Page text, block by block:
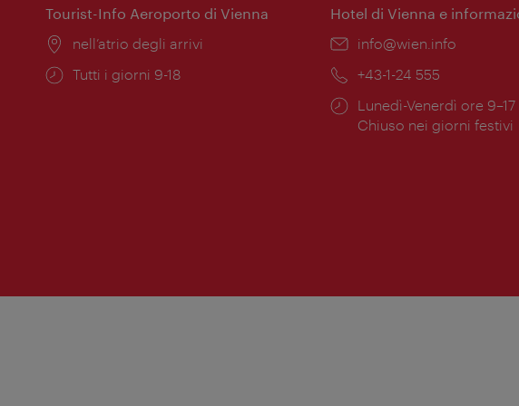
Tourist-Info Aeroporto di Vienna
Posizione:
nell’atrio degli arrivi
Orari
Tutti i giorni 9-18
Hotel di Vienna e
Email:
info@wien.info
Telefono:
+43-1-24 555
Orari
di
Lunedì-Venerdì ore 9–17
Chiuso nei giorni festivi